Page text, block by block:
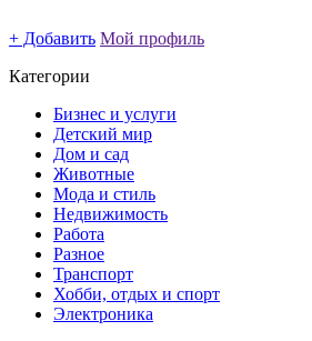
+ Добавить Мой профиль
Категории
Бизнес и услуги
Детский мир
Дом и сад
Животные
Мода и стиль
Недвижимость
Работа
Разное
Транспорт
Хобби, отдых и спорт
Электроника